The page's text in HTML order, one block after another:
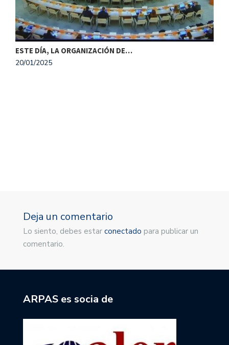
ESTE DÍA, LA ORGANIZACIÓN DE…
20/01/2025
Deja un comentario
Lo siento, debes estar conectado para publicar un
comentario.
ARPAS es socia de